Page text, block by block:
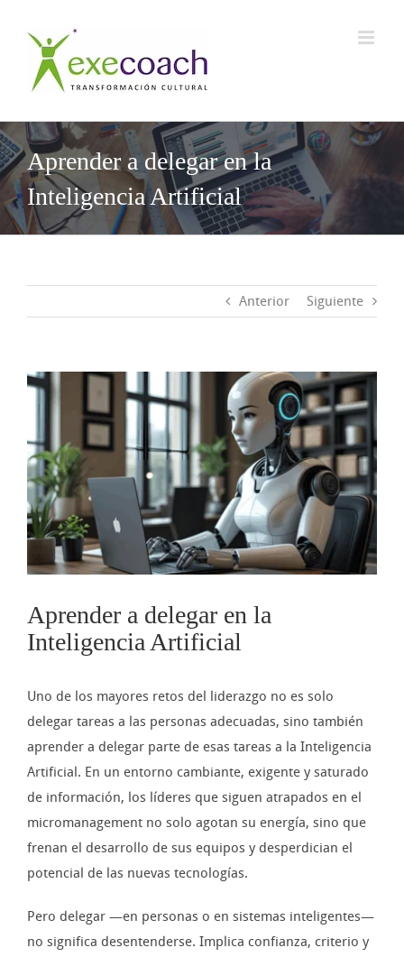
contenido
Aprender a delegar en la
Inteligencia Artificial
Anterior Siguiente
Ver
imagen
grande
Aprender a delegar en la
Inteligencia Artificial
Uno de los mayores retos del liderazgo no es solo
delegar tareas a las personas adecuadas, sino también
aprender a delegar parte de esas tareas a la Inteligencia
Artificial. En un entorno cambiante, exigente y saturado
de información, los líderes que siguen atrapados en el
micromanagement no solo agotan su energía, sino que
frenan el desarrollo de sus equipos y desperdician el
potencial de las nuevas tecnologías.
Pero delegar —en personas o en sistemas inteligentes—
no significa desentenderse. Implica confianza, criterio y